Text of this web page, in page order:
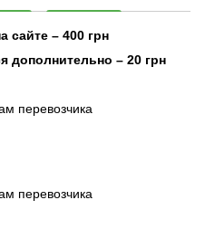
сайте – 400 грн
дополнительно – 20 грн
перевозчика
перевозчика